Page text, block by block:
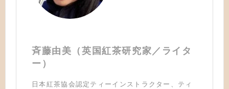
斉藤由美（英国紅茶研究家／ライタ
ー）
日本紅茶協会認定ティーインストラクター、ティ